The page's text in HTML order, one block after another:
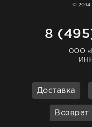
© 2014
8
ООО
Доставка
Возврат